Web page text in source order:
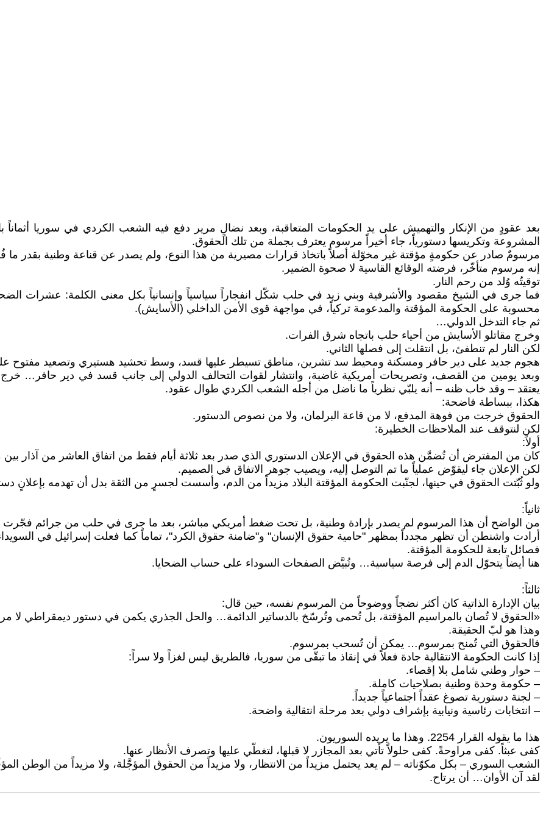
بعد عقودٍ من الإنكار والتهميش على يد الحكومات المتعاقبة، وبعد نضالٍ مرير دفع فيه الشعب الكردي في سوريا
المشروعة وتكريسها دستورياً، جاء أخيراً مرسوم يعترف بجملة من تلك الحقوق.
مرسومٌ صادر عن حكومةٍ مؤقتة غير مخوّلة أصلاً باتخاذ قرارات مصيرية من هذا النوع، ولم يصدر عن قناعة وطنية بقدر ما
إنه مرسوم متأخّر، فرضته الوقائع القاسية لا صحوة الضمير.
توقيتُه وُلد من رحم النار.
فما جرى في الشيخ مقصود والأشرفية وبني زيد في حلب شكّل انفجاراً سياسياً وإنسانياً بكل معنى الكلمة: عشرات
محسوبة على الحكومة المؤقتة والمدعومة تركياً، في مواجهة قوى الأمن الداخلي (الأسايش).
ثم جاء التدخل الدولي…
وخرج مقاتلو الأسايش من أحياء حلب باتجاه شرق الفرات.
لكن النار لم تنطفئ، بل انتقلت إلى فصلها الثاني.
هجوم جديد على دير حافر ومسكنة ومحيط سد تشرين، مناطق تسيطر عليها قسد، وسط تحشيد هستيري وتصعيد مفتوح
وبعد يومين من القصف، وتصريحات أمريكية غاضبة، وانتشار لقوات التحالف الدولي إلى جانب قسد في دير حافر…
يعتقد – وقد خاب ظنه – أنه يلبّي نظرياً ما ناضل من أجله الشعب الكردي طوال عقود.
هكذا، ببساطة فاضحة:
الحقوق خرجت من فوهة المدفع، لا من قاعة البرلمان، ولا من نصوص الدستور.
لكن لنتوقف عند الملاحظات الخطيرة:
أولاً:
كان من المفترض أن تُضمَّن هذه الحقوق في الإعلان الدستوري الذي صدر بعد ثلاثة أيام فقط من اتفاق العاشر من آذار
لكن الإعلان جاء ليقوّض عملياً ما تم التوصل إليه، ويصيب جوهر الاتفاق في الصميم.
ولو ثُبّتت الحقوق في حينها، لجنّبت الحكومة المؤقتة البلاد مزيداً من الدم، وأسست لجسرٍ من الثقة بدل أن تهدمه بإعلانٍ
ثانياً:
من الواضح أن هذا المرسوم لم يصدر بإرادة وطنية، بل تحت ضغط أمريكي مباشر، بعد ما جرى في حلب من جرائم فجّرت
أرادت واشنطن أن تظهر مجدداً بمظهر "حامية حقوق الإنسان" و"ضامنة حقوق الكرد"، تماماً كما فعلت إسرائيل في السويداء
فصائل تابعة للحكومة المؤقتة.
هنا أيضاً يتحوّل الدم إلى فرصة سياسية… وتُبيَّض الصفحات السوداء على حساب الضحايا.
ثالثاً:
بيان الإدارة الذاتية كان أكثر نضجاً ووضوحاً من المرسوم نفسه، حين قال:
«الحقوق لا تُصان بالمراسيم المؤقتة، بل تُحمى وتُرسّخ بالدساتير الدائمة… والحل الجذري يكمن في دستور ديمقراطي لا
وهذا هو لبّ الحقيقة.
فالحقوق التي تُمنح بمرسوم… يمكن أن تُسحب بمرسوم.
إذا كانت الحكومة الانتقالية جادة فعلاً في إنقاذ ما تبقّى من سوريا، فالطريق ليس لغزاً ولا سراً:
– حوار وطني شامل بلا إقصاء.
– حكومة وحدة وطنية بصلاحيات كاملة.
– لجنة دستورية تصوغ عقداً اجتماعياً جديداً.
– انتخابات رئاسية ونيابية بإشراف دولي بعد مرحلة انتقالية واضحة.
هذا ما يقوله القرار 2254. وهذا ما يريده السوريون.
كفى عبثاً. كفى مراوحةً. كفى حلولاً تأتي بعد المجازر لا قبلها، لتغطّي عليها وتصرف الأنظار عنها.
الشعب السوري – بكل مكوّناته – لم يعد يحتمل مزيداً من الانتظار، ولا مزيداً من الحقوق المؤجَّلة، ولا مزيداً من الوطن
لقد آن الأوان… أن يرتاح.